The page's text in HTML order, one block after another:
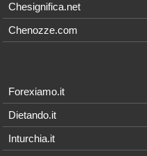
Chesignifica.net
Chenozze.com
Forexiamo.it
Dietando.it
Inturchia.it